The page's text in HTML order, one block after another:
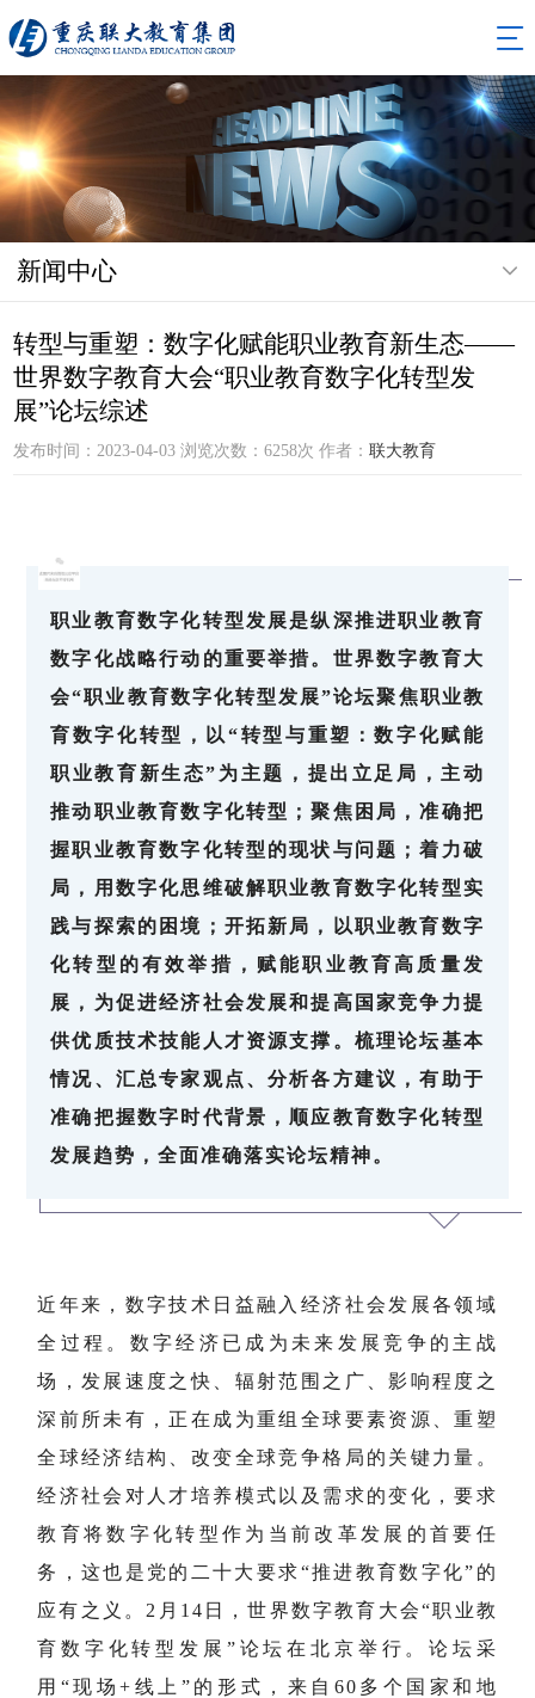
新闻中心
转型与重塑：数字化赋能职业教育新生态——
世界数字教育大会“职业教育数字化转型发
展”论坛综述
发布时间：2023-04-03 浏览次数：6258次 作者：联大教育
职业教育数字化转型发展是纵深推进职业教育
数字化战略行动的重要举措。世界数字教育大
会“职业教育数字化转型发展”论坛聚焦职业教
育数字化转型，以“转型与重塑：数字化赋能
职业教育新生态”为主题，提出立足局，主动
推动职业教育数字化转型；聚焦困局，准确把
握职业教育数字化转型的现状与问题；着力破
局，用数字化思维破解职业教育数字化转型实
践与探索的困境；开拓新局，以职业教育数字
化转型的有效举措，赋能职业教育高质量发
展，为促进经济社会发展和提高国家竞争力提
供优质技术技能人才资源支撑。梳理论坛基本
情况、汇总专家观点、分析各方建议，有助于
准确把握数字时代背景，顺应教育数字化转型
发展趋势，全面准确落实论坛精神。
近年来，数字技术日益融入经济社会发展各领域
全过程。数字经济已成为未来发展竞争的主战
场，发展速度之快、辐射范围之广、影响程度之
深前所未有，正在成为重组全球要素资源、重塑
全球经济结构、改变全球竞争格局的关键力量。
经济社会对人才培养模式以及需求的变化，要求
教育将数字化转型作为当前改革发展的首要任
务，这也是党的二十大要求“推进教育数字化”的
应有之义。2月14日，世界数字教育大会“职业教
育数字化转型发展”论坛在北京举行。论坛采
用“现场+线上”的形式，来自60多个国家和地